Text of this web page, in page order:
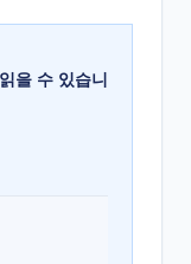
을 수 있습니